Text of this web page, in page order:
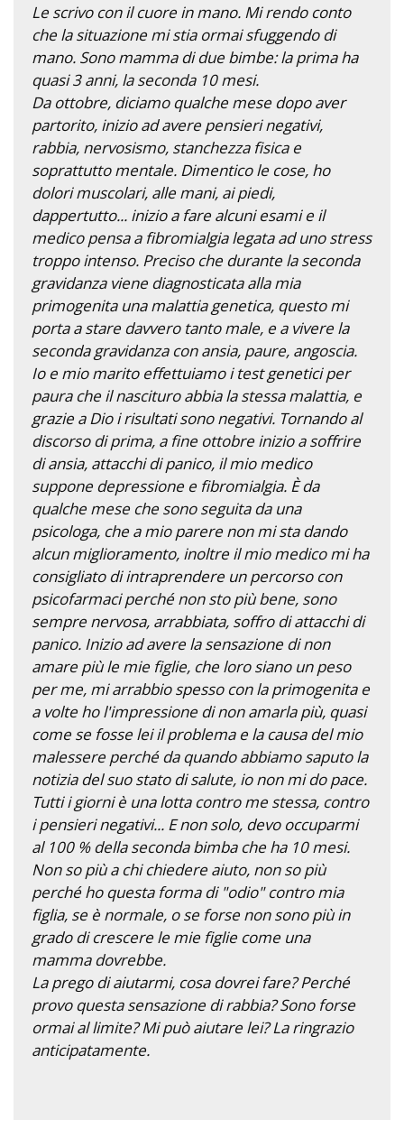
Le scrivo con il cuore in mano. Mi rendo conto
che la situazione mi stia ormai sfuggendo di
mano. Sono mamma di due bimbe: la prima ha
quasi 3 anni, la seconda 10 mesi.
Da ottobre, diciamo qualche mese dopo aver
partorito, inizio ad avere pensieri negativi,
rabbia, nervosismo, stanchezza fisica e
soprattutto mentale. Dimentico le cose, ho
dolori muscolari, alle mani, ai piedi,
dappertutto... inizio a fare alcuni esami e il
medico pensa a fibromialgia legata ad uno stress
troppo intenso. Preciso che durante la seconda
gravidanza viene diagnosticata alla mia
primogenita una malattia genetica, questo mi
porta a stare davvero tanto male, e a vivere la
seconda gravidanza con ansia, paure, angoscia.
Io e mio marito effettuiamo i test genetici per
paura che il nascituro abbia la stessa malattia, e
grazie a Dio i risultati sono negativi. Tornando al
discorso di prima, a fine ottobre inizio a soffrire
di ansia, attacchi di panico, il mio medico
suppone depressione e fibromialgia. È da
qualche mese che sono seguita da una
psicologa, che a mio parere non mi sta dando
alcun miglioramento, inoltre il mio medico mi ha
consigliato di intraprendere un percorso con
psicofarmaci perché non sto più bene, sono
sempre nervosa, arrabbiata, soffro di attacchi di
panico. Inizio ad avere la sensazione di non
amare più le mie figlie, che loro siano un peso
per me, mi arrabbio spesso con la primogenita e
a volte ho l'impressione di non amarla più, quasi
come se fosse lei il problema e la causa del mio
malessere perché da quando abbiamo saputo la
notizia del suo stato di salute, io non mi do pace.
Tutti i giorni è una lotta contro me stessa, contro
i pensieri negativi... E non solo, devo occuparmi
al 100 % della seconda bimba che ha 10 mesi.
Non so più a chi chiedere aiuto, non so più
perché ho questa forma di "odio" contro mia
figlia, se è normale, o se forse non sono più in
grado di crescere le mie figlie come una
mamma dovrebbe.
La prego di aiutarmi, cosa dovrei fare? Perché
provo questa sensazione di rabbia? Sono forse
ormai al limite? Mi può aiutare lei? La ringrazio
anticipatamente.